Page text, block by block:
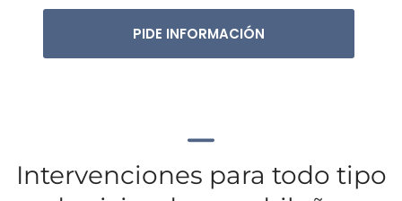
PIDE INFORMACIÓN
Intervenciones para todo tipo